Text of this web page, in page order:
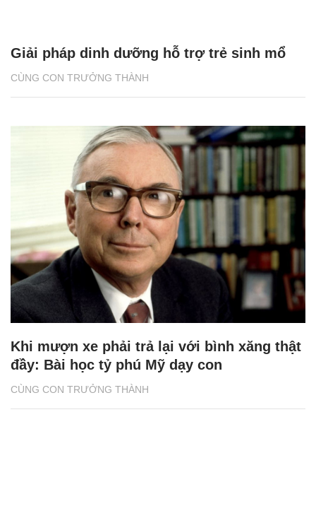
CÙNG CON TRƯỞNG THÀNH
Giải pháp dinh dưỡng hỗ trợ trẻ sinh mổ
CÙNG CON TRƯỞNG THÀNH
Khi mượn xe phải trả lại với bình xăng thật
đầy: Bài học tỷ phú Mỹ dạy con